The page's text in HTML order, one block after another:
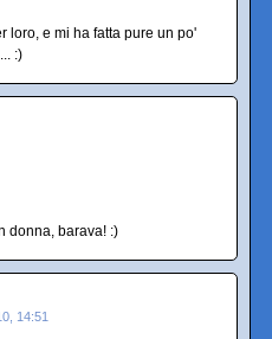
loro, e mi ha fatta pure un po'
:)
donna, barava! :)
14:51